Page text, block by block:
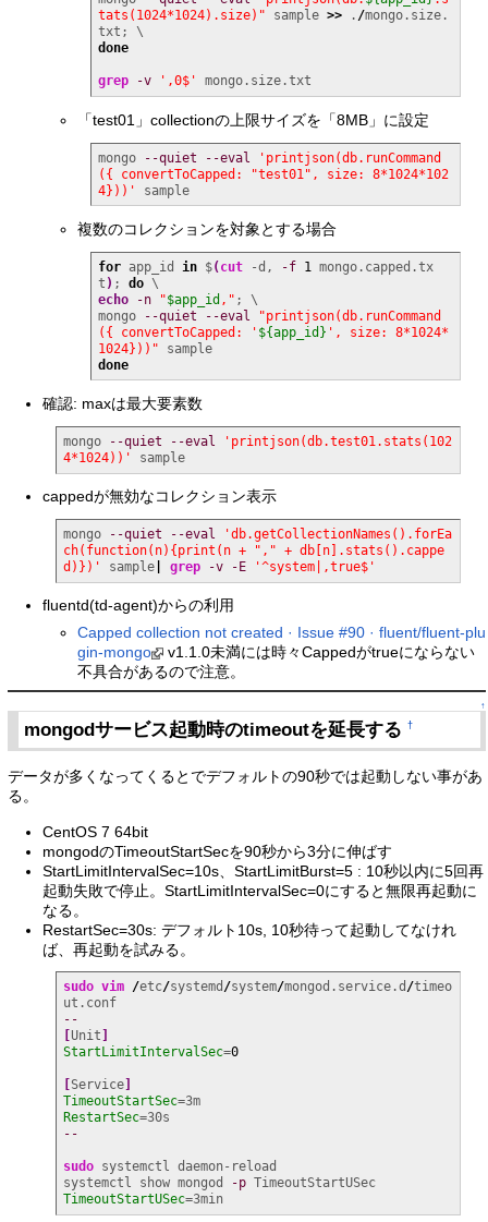
tats(1024*1024).size)" sample >> . /mongo.size.
done
grep -v ',0$' mongo.size.txt
「test01」collectionの上限サイズを「8MB」に設定
mongo --quiet --eval
'printjson(db.runCommand
({ convertToCapped: "test01", size: 8*1024*102
4}))'
sample
複数のコレクションを対象とする場合
for app_id in $(cut -d, -f 1
mongo.capped.tx
t ) ; do
echo
-n "$app_id ," ; \
mongo
--quiet --eval
"printjson(db.runCommand
({ convertToCapped: ' ${app_id} ', size: 8*1024*
1024}))"
sample
done
確認: maxは最大要素数
mongo --quiet --eval
'printjson(db.test01.stats(102
4*1024))'
sample
cappedが無効なコレクション表示
mongo --quiet --eval
'db.getCollectionNames().forEa
ch(function(n){print(n + "," + db[n].stats().cappe
d)})'
sample| grep -v -E '^system|,true$'
fluentd(td-agent)からの利用
Capped collection not created · Issue #90 · fluent/fluent-plu
gin-mongo
v1.1.0未満には時々Cappedがtrueにならない
不具合があるので注意。
↑
mongodサービス起動時のtimeoutを延長する†
データが多くなってくるとでデフォルトの90秒では起動しない事があ
る。
CentOS 7 64bit
mongodのTimeoutStartSecを90秒から3分に伸ばす
StartLimitIntervalSec=10s、StartLimitBurst=5 : 10秒以内に5回再
起動失敗で停止。StartLimitIntervalSec=0にすると無限再起動に
なる。
RestartSec=30s: デフォルト10s, 10秒待って起動してなけれ
ば、再起動を試みる。
sudo vim /etc/systemd /system/mongod.service.d /timeo
ut.conf
--
Unit
StartLimitIntervalSec=0
Service]
TimeoutStartSec
=3m
RestartSec
--
sudo systemctl daemon-reload
systemctl show mongod
-p
TimeoutStartUSec
TimeoutStartUSec=3min